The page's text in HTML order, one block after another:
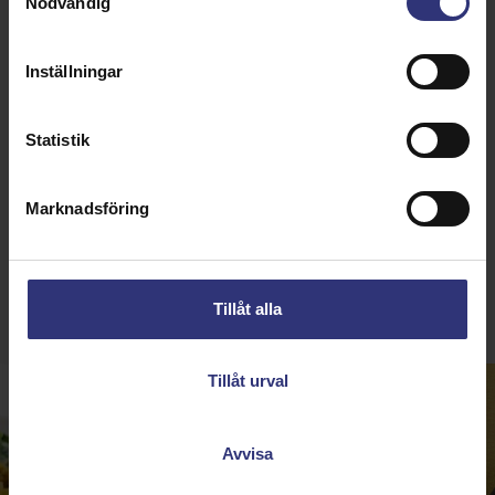
Inställningar
Statistik
Marknadsföring
Tillåt alla
Tillåt urval
Avvisa
receptet på heta tomater och ägg.
RECEPT DU BORDE
TESTA